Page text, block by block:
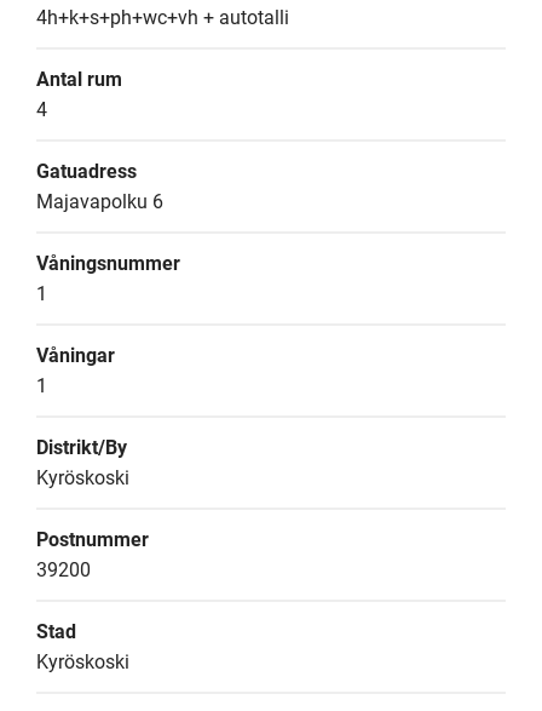
4h+k+s+ph+wc+vh + autotalli
Antal rum
4
Gatuadress
Majavapolku 6
Våningsnummer
1
Våningar
1
Distrikt/By
Kyröskoski
Postnummer
39200
Stad
Kyröskoski